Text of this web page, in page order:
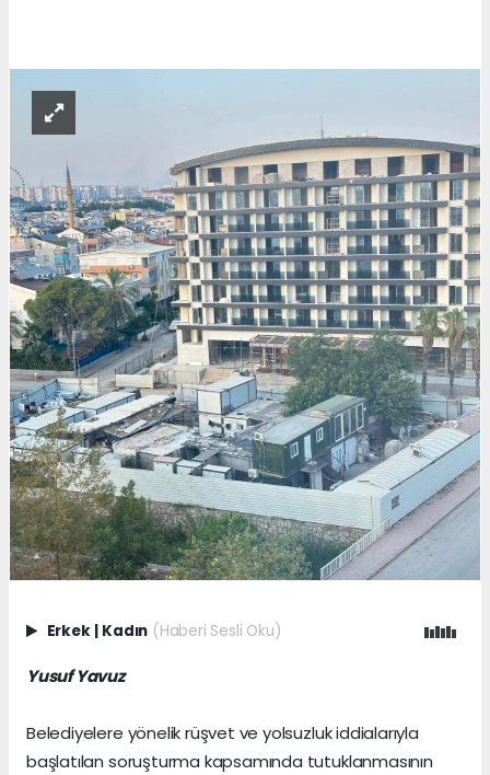
Erkek Kadın (Haberi Sesli Oku)
Yusuf Yavuz
Belediyelere yönelik rüşvet ve yolsuzluk iddialarıyla
başlatılan soruşturma kapsamında tutuklanmasının